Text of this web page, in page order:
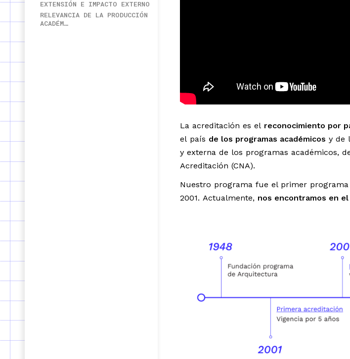
EXTENSIÓN E IMPACTO EXTERNO
RELEVANCIA DE LA PRODUCCIÓN
ACADÉM…
La acreditación es el reconocimiento por
el país de los programas académicos y de
y externa de los programas académicos,
Acreditación (CNA).
Nuestro programa fue el primer
2001. Actualmente, nos encontramos en